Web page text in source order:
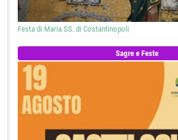
Festa di Maria SS. di Costantinopoli
Sagre e Feste